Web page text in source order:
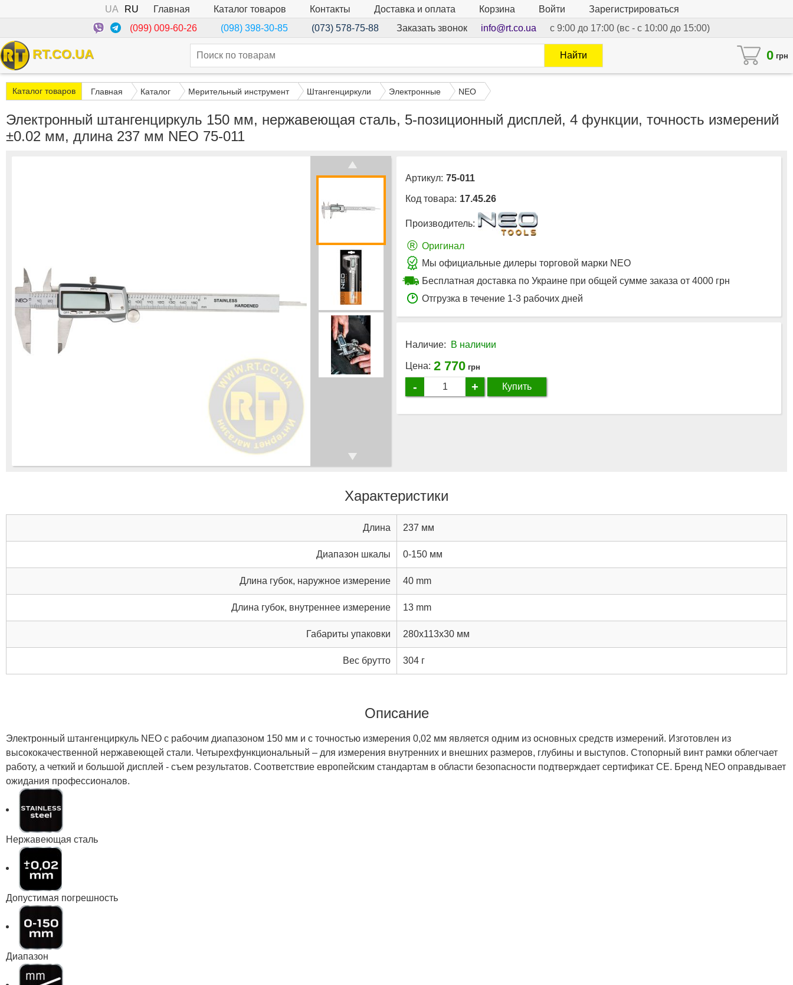
UA RU Главная Каталог товаров Контакты Доставка и оплата Корзина Войти
Зарегистрироваться
(099) 009-60-26
(098) 398-30-85 (073) 578-75-88 Заказать звонок info@rt.co.ua с 9:00 до 17:00 (вс - с 10:00 до 15:00)
RT.CO.UA 0 грн
Найти
Каталог товаров Главная Каталог Мерительный инструмент Штангенциркули Электронные NEO
Электронный штангенциркуль 150 мм, нержавеющая сталь, 5-позиционный дисплей, 4 функции, точность измерений
±0.02 мм, длина 237 мм NEO 75-011
Артикул: 75-011
Код товара: 17.45.26
Производитель:
® Оригинал
Мы официальные дилеры торговой марки NEO
Бесплатная доставка по Украине при общей сумме заказа от 4000 грн
Отгрузка в течение 1-3 рабочих дней
Наличие: В наличии
Цена: 2 770 грн
- + Купить
Характеристики
Длина 237 мм
Диапазон шкалы 0-150 мм
Длина губок, наружное измерение 40 mm
Длина губок, внутреннее измерение 13 mm
Габариты упаковки 280x113x30 мм
Вес брутто 304 г
Описание
Электронный штангенциркуль NEO с рабочим диапазоном 150 мм и с точностью измерения 0,02 мм является одним из основных средств измерений. Изготовлен из
высококачественной нержавеющей стали. Четырехфункциональный – для измерения внутренних и внешних размеров, глубины и выступов. Стопорный винт рамки облегчает
работу, а четкий и большой дисплей - съем результатов. Соответствие европейским стандартам в области безопасности подтверждает сертификат CE. Бренд NEO оправдывает
ожидания профессионалов.
Нержавеющая сталь
Допустимая погрешность
Диапазон